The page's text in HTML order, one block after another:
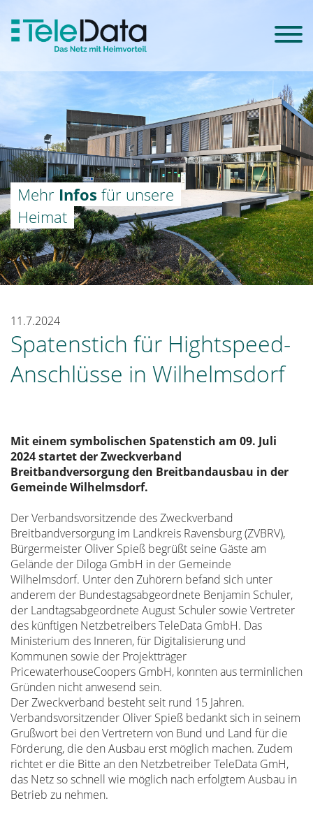
Mehr Infos für unsere
Heimat
11.7.2024
Spatenstich für Hightspeed-
Anschlüsse in Wilhelmsdorf
Mit einem symbolischen Spatenstich am 09. Juli
2024 startet der Zweckverband
Breitbandversorgung den Breitbandausbau in der
Gemeinde Wilhelmsdorf.
Der Verbandsvorsitzende des Zweckverband
Breitbandversorgung im Landkreis Ravensburg (ZVBRV),
Bürgermeister Oliver Spieß begrüßt seine Gäste am
Gelände der Diloga GmbH in der Gemeinde
Wilhelmsdorf. Unter den Zuhörern befand sich unter
anderem der Bundestagsabgeordnete Benjamin Schuler,
der Landtagsabgeordnete August Schuler sowie Vertreter
des künftigen Netzbetreibers TeleData GmbH. Das
Ministerium des Inneren, für Digitalisierung und
Kommunen sowie der Projektträger
PricewaterhouseCoopers GmbH, konnten aus terminlichen
Gründen nicht anwesend sein.
Der Zweckverband besteht seit rund 15 Jahren.
Verbandsvorsitzender Oliver Spieß bedankt sich in seinem
Grußwort bei den Vertretern von Bund und Land für die
Förderung, die den Ausbau erst möglich machen. Zudem
richtet er die Bitte an den Netzbetreiber TeleData GmH,
das Netz so schnell wie möglich nach erfolgtem Ausbau in
Betrieb zu nehmen.